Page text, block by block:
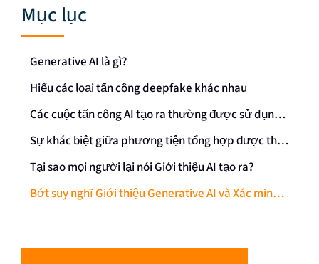
Mục lục
Generative AI là gì?
Hiểu các loại tấn công deepfake khác nhau
Các cuộc tấn công AI tạo ra thường được sử dụng bởi những kẻ lừa đảo như thế nào?
Sự khác biệt giữa phương tiện tổng hợp được thay đổi kỹ thuật số và phương tiện tổng hợp được tạo kỹ thuật số là gì?
Tại sao mọi người lại nói Giới thiệu AI tạo ra?
Bớt suy nghĩ Giới thiệu Generative AI và Xác minh khuôn mặt sinh trắc học